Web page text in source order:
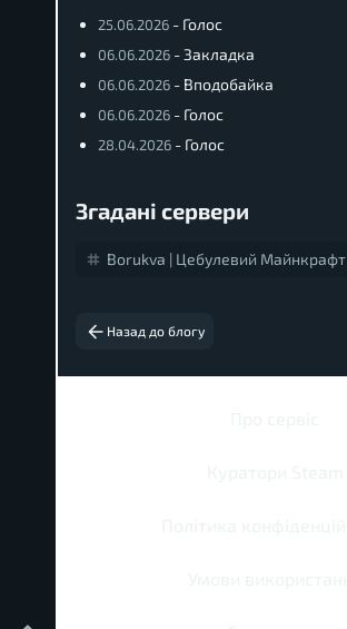
25.06.2026 - Голос
06.06.2026 - Закладка
06.06.2026 - Вподобайка
06.06.2026 - Голос
28.04.2026 - Голос
Згадані сервери
Borukva | Цебулевий Майнкрафт
Назад до блогу